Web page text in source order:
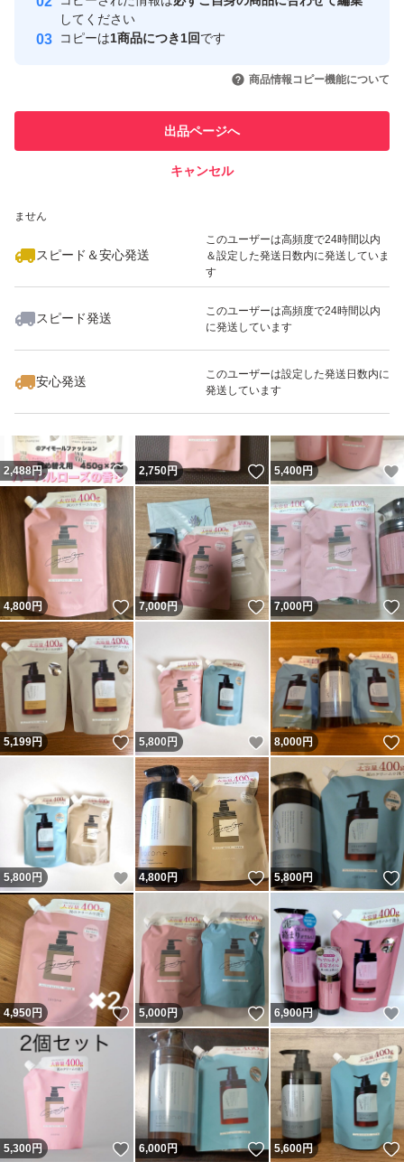
取引実績
引を完了させた実績があります
での取引実績があります
ません
スピード＆安心発送
このユーザーは高頻度で24時間以内
＆設定した発送日数内に発送していま
す
スピード発送
このユーザーは高頻度で24時間以内
に発送しています
安心発送
このユーザーは設定した発送日数内に
発送しています
してください
コピーは1商品につき1回です
商品情報コピー機能について
出品ページへ
キャンセル
いいね！
5,700
2,488円 いいね！
2,750円 いいね！
5,400円
4,800円 いいね！
7,000円 いいね！
7,000円
5,199円 いいね！
5,800円 いいね！
8,000円
5,800 円 いいね！
4,800円 いいね！
5,800円
4,950円 いいね！
5,000円 いいね！
6,900円
5,300円 いいね！
6,000円 いいね！
5,600円